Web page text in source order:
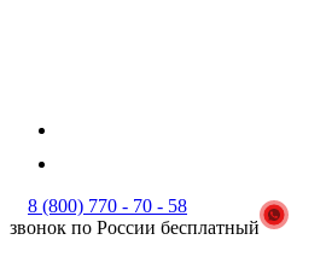
8 (800) 770 - 70 - 58
звонок по России бесплатный